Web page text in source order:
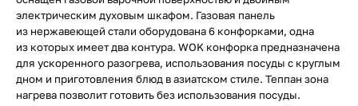
электрическим духовым шкафом. Газовая панель
из нержавеющей стали оборудована 6 конфорками, одна
из которых имеет два контура. WOK конфорка предназначена
для ускоренного разогрева, использования посуды с круглым
дном и приготовления блюд в азиатском стиле. Теппан зона
нагрева позволит готовить без использования посуды.